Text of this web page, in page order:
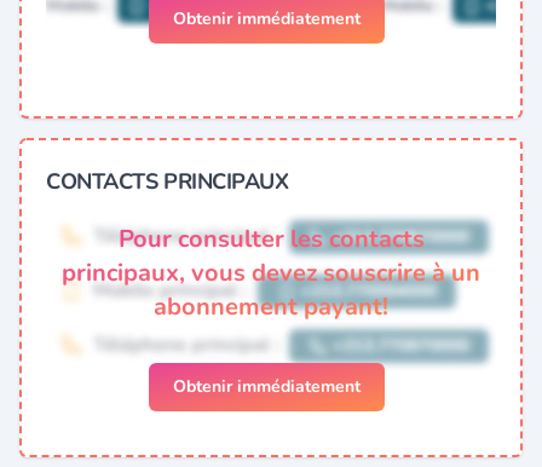
Obtenir immédiatement
CONTACTS PRINCIPAUX
Pour consulter les contacts
principaux, vous devez souscrire à un
abonnement payant!
Obtenir immédiatement